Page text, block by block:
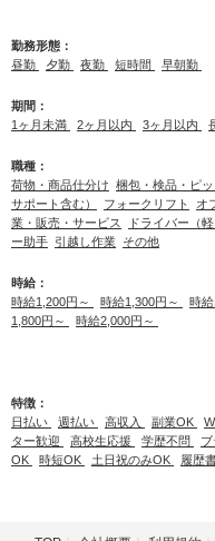
勤務形態：
昼勤
夕勤 夜勤 短時間 早朝勤
期間：
1ヶ月未満
2ヶ月以内 3ヶ月以内
職種：
荷物・商品仕分け 梱包・検品・ピ
サポート含む）
フォークリフト オ
業・販売・サービス
ドライバー（
ー助手 引越し作業 その他
時給：
時給1,200円～
時給1,300円～ 時
1,800円～
時給2,000円～
特徴：
日払い
週払い 高収入 副業OK
ター歓迎
高校生応援 学歴不問
OK
時短OK 土日祝のみOK 履歴